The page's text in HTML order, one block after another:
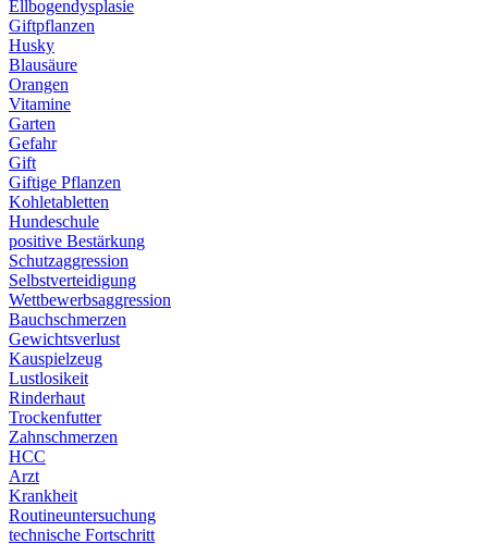
Ellbogendysplasie
Giftpflanzen
Husky
Blausäure
Orangen
Vitamine
Garten
Gefahr
Gift
Giftige Pflanzen
Kohletabletten
Hundeschule
positive Bestärkung
Schutzaggression
Selbstverteidigung
Wettbewerbsaggression
Bauchschmerzen
Gewichtsverlust
Kauspielzeug
Lustlosikeit
Rinderhaut
Trockenfutter
Zahnschmerzen
HCC
Arzt
Krankheit
Routineuntersuchung
technische Fortschritt